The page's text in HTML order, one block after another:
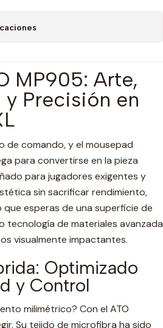
MP905: Arte,
Precisión en
de comando, y el mousepad
para convertirse en la pieza
para jugadores exigentes y
sin sacrificar rendimiento,
esperas de una superficie de
tecnología de materiales avanzada
visualmente impactantes.
Optimizado
y Control
milimétrico? Con el ATO
Su tejido de microfibra ha sido